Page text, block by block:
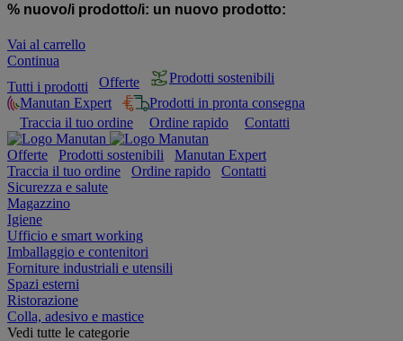
% nuovo/i prodotto/i: un nuovo prodotto:
Vai al carrello
Continua
Tutti i prodotti
Offerte
Prodotti sostenibili
Manutan Expert
Prodotti in pronta consegna
Traccia il tuo ordine
Ordine rapido Contatti
Offerte Prodotti sostenibili
Manutan Expert
Traccia il tuo ordine
Ordine rapido
Contatti
Sicurezza e salute
Magazzino
Igiene
Ufficio e smart working
Imballaggio e contenitori
Forniture industriali e utensili
Spazi esterni
Ristorazione
Colla, adesivo e mastice
Vedi tutte le categorie